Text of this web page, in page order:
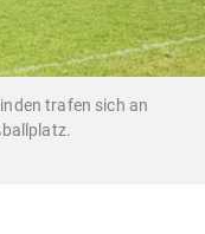
trafen sich an